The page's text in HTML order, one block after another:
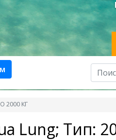
2000 КГ
Lung; Тип: